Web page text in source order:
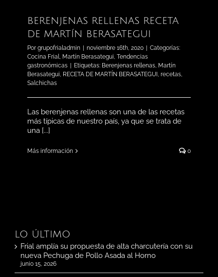
BERENJENAS RELLENAS RECETA
DE MARTÍN BERASATEGUI
Por grupofrialadmin noviembre 16th, 2020
Categorías:
Cocina Frial, Martín Berasategui, Tendencias
gastronómicas
Etiquetas: Berenjenas rellenas, Martín
Berasategui, RECETA DE MARTÍN BERASATEGUI , recetas,
Salchichas
Las berenjenas rellenas son una de las recetas
más típicas de nuestro país, ya que se trata de
una [...]
Más información 0
LO ÚLTIMO
Frial amplía su propuesta de alta charcutería con su
nueva Pechuga de Pollo Asada al Horno
junio 15, 2026